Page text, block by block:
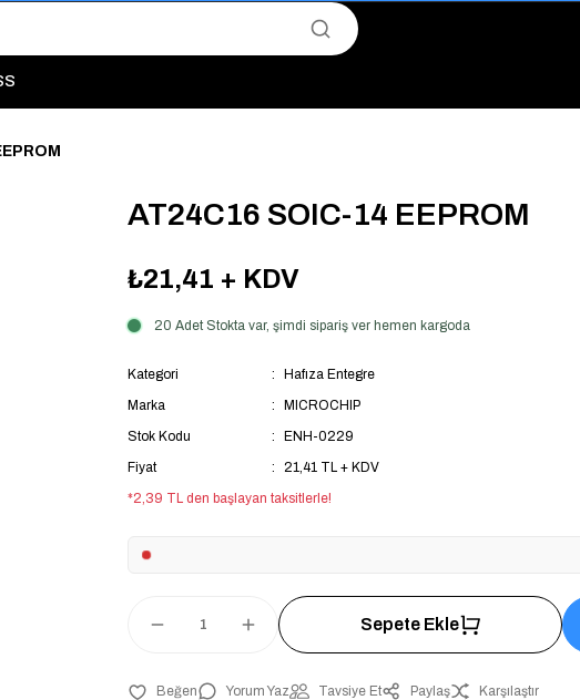
Perakende Satış Avantajını Kaçırmayın!"
Özel: Stok Önceliği ve Proje Fiyatları."
AT24C16 SOIC-14 EEPROM
₺21,41 + KDV
20 Adet Stokta var, şimdi sipariş ver hemen kargoda
Kategori
Hafıza Entegre
Marka
MICROCHIP
Stok Kodu
ENH-0229
Fiyat
21,41 TL + KDV
*2,39 TL den başlayan taksitlerle!
Sepete Ekle
Yorum Yaz Tavsiye Et Paylaş Karşılaştır